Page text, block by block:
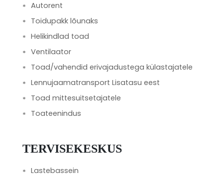
Autorent
Toidupakk lõunaks
Helikindlad toad
Ventilaator
Toad/vahendid erivajadustega külastajatele
Lennujaamatransport Lisatasu eest
Toad mittesuitsetajatele
Toateenindus
TERVISEKESKUS
Lastebassein